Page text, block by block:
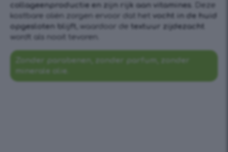
collageenproductie en zijn rijk aan vitamines
. Deze
kostbare oliën zorgen ervoor dat het
vocht in de huid
opgesloten blijft
, waardoor de
textuur zijdezacht
wordt als nooit tevoren.
Zonder parabenen, zonder parfum, zonder
minerale olie.